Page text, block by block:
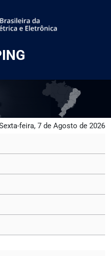
feira, 7 de Agosto de 2026